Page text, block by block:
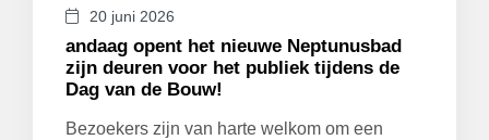
20 juni 2026
andaag opent het nieuwe Neptunusbad
zijn deuren voor het publiek tijdens de
Dag van de Bouw!
Bezoekers zijn van harte welkom om een